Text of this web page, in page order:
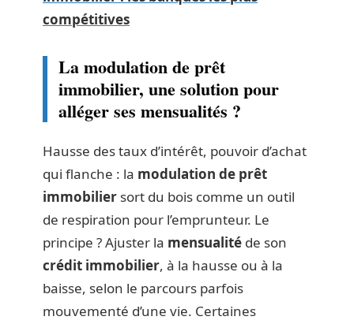
compétitives
La modulation de prêt
immobilier, une solution pour
alléger ses mensualités ?
Hausse des taux d’intérêt, pouvoir d’achat
qui flanche : la modulation de prêt
immobilier sort du bois comme un outil
de respiration pour l’emprunteur. Le
principe ? Ajuster la mensualité de son
crédit immobilier, à la hausse ou à la
baisse, selon le parcours parfois
mouvementé d’une vie. Certaines